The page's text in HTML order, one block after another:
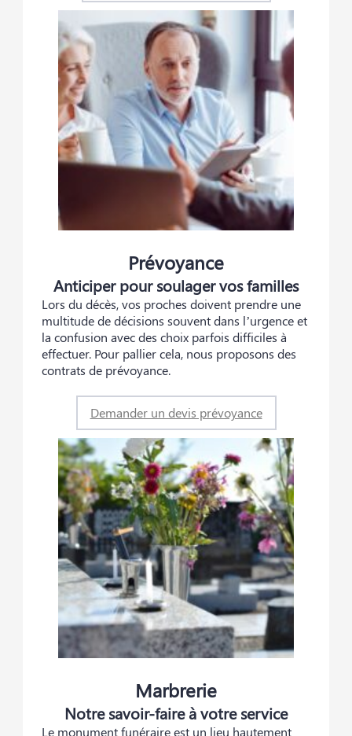
Prévoyance
Anticiper pour soulager vos familles
Lors du décès, vos proches doivent prendre une
multitude de décisions souvent dans l’urgence et
la confusion avec des choix parfois difficiles à
effectuer. Pour pallier cela, nous proposons des
contrats de prévoyance.
Demander un devis prévoyance
Marbrerie
Notre savoir-faire à votre service
Le monument funéraire est un lieu hautement